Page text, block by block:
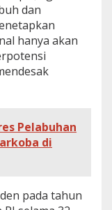
dan
hanya akan
Pelabuhan
di
pada tahun